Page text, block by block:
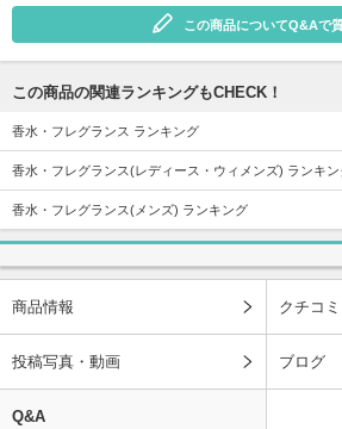
この商品についてQ&Aで
この商品の関連ランキングもCHECK！
香水・フレグランス ランキング
香水・フレグランス(レディース・ウィメンズ) ランキン
香水・フレグランス(メンズ) ランキング
商品情報 クチコミ
投稿写真・動画 ブログ
Q&A